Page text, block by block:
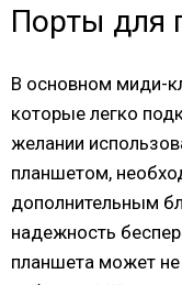
Порты для
В основном миди-
которые легко
желании
планшетом,
дополнительным
надежность
планшета может